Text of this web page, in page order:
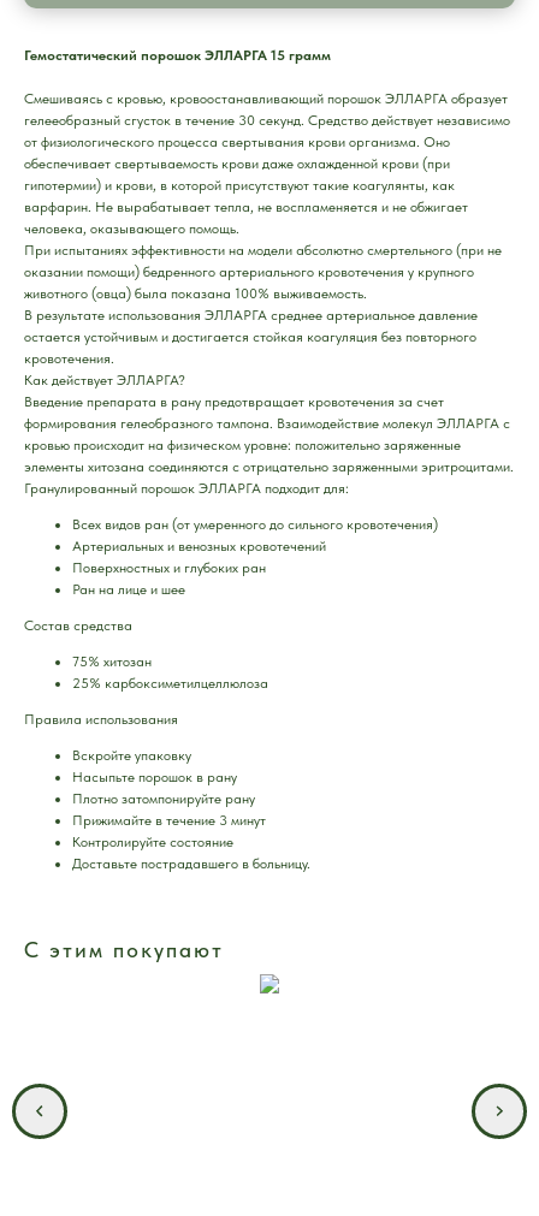
Гемостатический порошок ЭЛЛАРГА 15 грамм
Смешиваясь с кровью, кровоостанавливающий порошок ЭЛЛАРГА образует
гелееобразный сгусток в течение 30 секунд. Средство действует независимо
от физиологического процесса свертывания крови организма. Оно
обеспечивает свертываемость крови даже охлажденной крови (при
гипотермии) и крови, в которой присутствуют такие коагулянты, как
варфарин. Не вырабатывает тепла, не воспламеняется и не обжигает
человека, оказывающего помощь.
При испытаниях эффективности на модели абсолютно смертельного (при не
оказании помощи) бедренного артериального кровотечения у крупного
животного (овца) была показана 100% выживаемость.
В результате использования ЭЛЛАРГА среднее артериальное давление
остается устойчивым и достигается стойкая коагуляция без повторного
кровотечения.
Как действует ЭЛЛАРГА?
Введение препарата в рану предотвращает кровотечения за счет
формирования гелеобразного тампона. Взаимодействие молекул ЭЛЛАРГА с
кровью происходит на физическом уровне: положительно заряженные
элементы хитозана соединяются с отрицательно заряженными эритроцитами.
Гранулированный порошок ЭЛЛАРГА подходит для:
Всех видов ран (от умеренного до сильного кровотечения)
Артериальных и венозных кровотечений
Поверхностных и глубоких ран
Ран на лице и шее
Состав средства
75% хитозан
25% карбоксиметилцеллюлоза
Правила использования
Вскройте упаковку
Насыпьте порошок в рану
Плотно затомпонируйте рану
Прижимайте в течение 3 минут
Контролируйте состояние
Доставьте пострадавшего в больницу.
С этим покупают